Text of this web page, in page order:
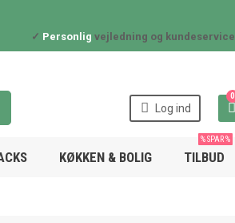
✓ Personlig vejledning og kundeservice
 Log ind 
0
KØKKEN & BOLIG TILBUD
% SPAR %